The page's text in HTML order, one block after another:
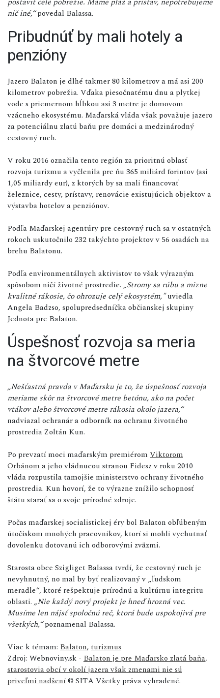
nič iné,“povedal Balassa.
Pribudnúť by mali hotely a
penzióny
Jazero Balaton je dlhé takmer 80 kilometrov a má asi 200
kilometrov pobrežia. Vďaka piesočnatému dnu a plytkej
vode s priemernom hĺbkou asi 3 metre je domovom
vzácneho ekosystému. Maďarská vláda však považuje jazero
za potenciálnu zlatú baňu pre domáci a medzinárodný
cestovný ruch.
V roku 2016 označila tento región za prioritnú oblasť
rozvoja turizmu a vyčlenila pre ňu 365 miliárd forintov (asi
1,05 miliardy eur), z ktorých by sa mali financovať
železnice, cesty, prístavy, renovácie existujúcich objektov a
výstavba hotelov a penziónov.
Podľa Maďarskej agentúry pre cestovný ruch sa v ostatných
rokoch uskutočnilo 232 takýchto projektov v 56 osadách na
brehu Balatonu.
Podľa environmentálnych aktivistov to však výrazným
spôsobom ničí životné prostredie. „Stromy sa rúbu a mizne
kvalitné rákosie, čo ohrozuje celý ekosystém,"uviedla
Angela Badzso, spolupredsedníčka občianskej skupiny
Jednota pre Balaton.
Úspešnosť rozvoja sa meria
na štvorcové metre
„Nešťastná pravda v Maďarsku je to, že úspešnosť rozvoja
meriame skôr na štvorcové metre betónu, ako na počet
vtákov alebo štvorcové metre rákosia okolo jazera,“
nadviazal ochranár a odborník na ochranu životného
prostredia Zoltán Kun.
Po prevzatí moci maďarským premiérom Viktorom
Orbánom a jeho vládnucou stranou Fidesz v roku 2010
vláda rozpustila tamojšie ministerstvo ochrany životného
prostredia. Kun hovorí, že to výrazne znížilo schopnosť
štátu starať sa o svoje prírodné zdroje.
Počas maďarskej socialistickej éry bol Balaton obľúbeným
útočiskom mnohých pracovníkov, ktorí si mohli vychutnať
dovolenku dotovanú ich odborovými zväzmi.
Starosta obce Szigliget Balassa tvrdí, že cestovný ruch je
nevyhnutný, no mal by byť realizovaný v „ľudskom
meradle“, ktoré rešpektuje prírodnú a kultúrnu integritu
oblasti. „Nie každý nový projekt je hneď hrozná vec.
Musíme len nájsť spoločnú reč, ktorá bude uspokojivá pre
všetkých,“poznamenal Balassa.
Viac k témam: Balaton, turizmus
Zdroj: Webnoviny.sk - Balaton je pre Maďarsko zlatá baňa,
starostovia obcí v okolí jazera však zmenami nie sú
priveľmi nadšení© SITA Všetky práva vyhradené.